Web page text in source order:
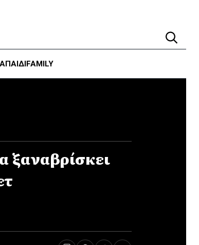
ΠΑΙΔΙFAMILY
ξαναβρίσκει